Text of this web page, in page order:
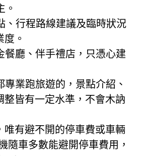
。
、行程路線建議及臨時狀況
。
餐廳、伴手禮店，只憑心建
業跑旅遊的，景點介紹、
整皆有一定水準，不會木訥
唯有避不開的停車費或車輛
隨車多數能避開停車費用，